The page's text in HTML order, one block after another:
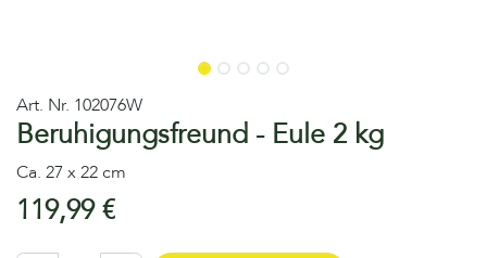
Art. Nr. 102076W
Beruhigungsfreund - Eule 2 kg
Ca. 27 x 22 cm
119,99€